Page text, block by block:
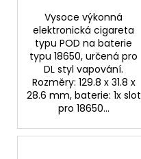
Vysoce výkonná
elektronická cigareta
typu POD na baterie
typu 18650, určená pro
DL styl vapování.
Rozměry: 129.8 x 31.8 x
28.6 mm, baterie: 1x slot
pro 18650...